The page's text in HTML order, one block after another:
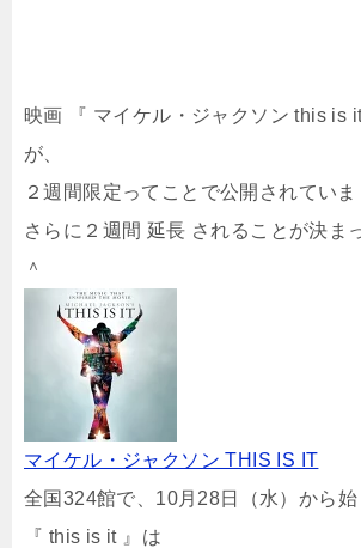
映画 『 マイケル・ジャクソン this is
が、
２週間限定ってことで公開されてい
さらに２週間 延長 されることが決ま
＾
マイケル・ジャクソン THIS IS IT
全国324館で、10月28日（水）から
『 this is it 』は